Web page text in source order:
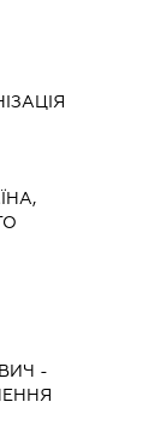
-